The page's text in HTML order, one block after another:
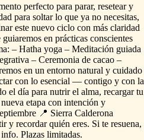
perfecto para parar, resetear y
para soltar lo que ya no necesitas,
este nuevo ciclo con más claridad
guiaremos en prácticas conscientes
– Hatha yoga – Meditación guiada
– Ceremonia de cacao –
en un entorno natural y cuidado
con lo esencial — contigo y con la
el día para nutrir el alma, recargar tu
nueva etapa con intención y
📍 Sierra Calderona
y recordar quién eres. Si te resuena,
info. Plazas limitadas.